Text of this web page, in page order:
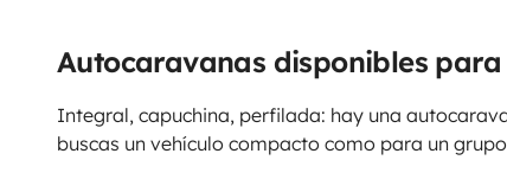
Autocaravanas disponibles
Integral, capuchina, perfilada: hay una
buscas un vehículo compacto como para un